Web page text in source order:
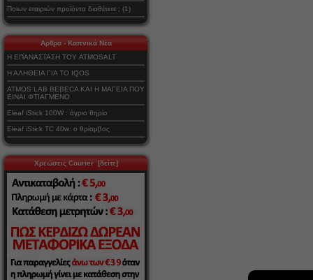
Ποιων εταιριών προϊόντα διαθέτετε ; (1)
Αρθρα - Καπνικά Νέα
Η ΕΠΑΝΑΣΤΑΣΗ ΤΟΥ ATMOSALT
Η ΑΛΗΘΕΙΑ ΓΙΑ ΤΟ IQOS
ATMOS LAB BEBECA ΚΑΙ Η ΜΑΓΕΙΑ ΠΟΥ
ΕΙΝΑΙ ΦΤΙΑΓΜΕΝΟ
Eleaf iStick 100W : άγριο θηρίο
Eleaf iStick TC 40w: ο θρίαμβος
Χρεώσεις Courier [δείτε]